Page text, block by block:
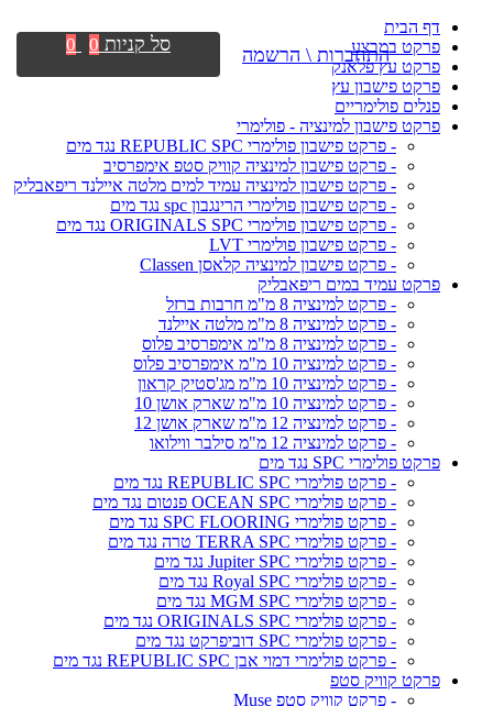
דף הבית
פרקט במבצע
פרקט עץ פלאנק
פרקט פישבון עץ
פנלים פולימריים
פרקט פישבון למינציה - פולימרי
- פרקט פישבון פולימרי REPUBLIC SPC נגד מים
- פרקט פישבון למינציה קוויק סטפ אימפרסיב
- פרקט פישבון למינציה עמיד למים מלטה איילנד ריפאבליק
- פרקט פישבון פולימרי הרינגבון spc נגד מים
- פרקט פישבון פולימרי ORIGINALS SPC נגד מים
- פרקט פישבון פולימרי LVT
- פרקט פישבון למינציה קלאסן Classen
פרקט עמיד במים ריפאבליק
- פרקט למינציה 8 מ"מ חרבות ברזל
- פרקט למינציה 8 מ"מ מלטה איילנד
- פרקט למינציה 8 מ"מ אימפרסיב פלוס
- פרקט למינציה 10 מ"מ אימפרסיב פלוס
- פרקט למינציה 10 מ"מ מג'סטיק קראון
- פרקט למינציה 10 מ"מ שארק אושן 10
- פרקט למינציה 12 מ"מ שארק אושן 12
- פרקט למינציה 12 מ"מ סילבר ווילואו
פרקט פולימרי SPC נגד מים
- פרקט פולימרי REPUBLIC SPC נגד מים
- פרקט פולימרי OCEAN SPC פנטום נגד מים
- פרקט פולימרי SPC FLOORING נגד מים
- פרקט פולימרי TERRA SPC טרה נגד מים
- פרקט פולימרי Jupiter SPC נגד מים
- פרקט פולימרי Royal SPC נגד מים
- פרקט פולימרי MGM SPC נגד מים
- פרקט פולימרי ORIGINALS SPC נגד מים
- פרקט פולימרי SPC דוביפרקט נגד מים
- פרקט פולימרי דמוי אבן REPUBLIC SPC נגד מים
פרקט קוויק סטפ
- פרקט קוויק סטפ Muse
התחברות \ הרשמה סל קניות 0
0